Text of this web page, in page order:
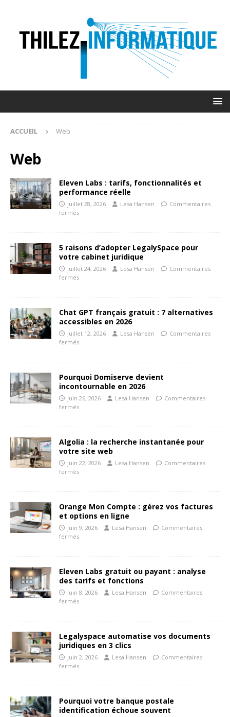
ACCUEIL Web
Web
Eleven Labs : tarifs, fonctionnalités et
performance réelle
juillet 28, 2026 Lesa Hansen
Commentaires
fermés
5 raisons d’adopter LegalySpace pour
votre cabinet juridique
juillet 24, 2026 Lesa Hansen
Commentaires
fermés
Chat GPT français gratuit : 7 alternatives
accessibles en 2026
juillet 12, 2026 Lesa Hansen
Commentaires
fermés
Pourquoi Domiserve devient
incontournable en 2026
juin 26, 2026 Lesa Hansen
Commentaires
fermés
Algolia : la recherche instantanée pour
votre site web
juin 22, 2026 Lesa Hansen
Commentaires
fermés
Orange Mon Compte : gérez vos factures
et options en ligne
juin 9, 2026 Lesa Hansen
Commentaires
fermés
Eleven Labs gratuit ou payant : analyse
des tarifs et fonctions
juin 8, 2026 Lesa Hansen
Commentaires
fermés
Legalyspace automatise vos documents
juridiques en 3 clics
juin 2, 2026 Lesa Hansen
Commentaires
fermés
Pourquoi votre banque postale
identification échoue souvent